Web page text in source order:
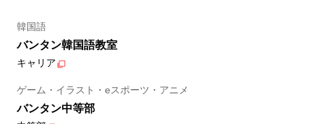
韓国語
バンタン韓国語教室
キャリア
ゲーム・イラスト・eスポーツ・アニメ
バンタン中等部